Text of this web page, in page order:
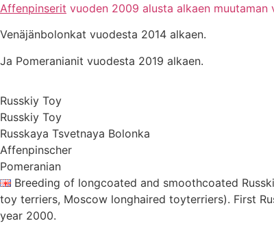
Affenpinserit vuoden 2009 alusta alkaen muutaman
Venäjänbolonkat vuodesta 2014 alkaen.
Ja Pomeranianit vuodesta 2019 alkaen.
Russkiy Toy
Russkiy Toy
Russkaya Tsvetnaya Bolonka
Affenpinscher
Pomeranian
Breeding of longcoated and smoothcoated
toy terriers, Moscow longhaired toyterriers). First
year 2000.